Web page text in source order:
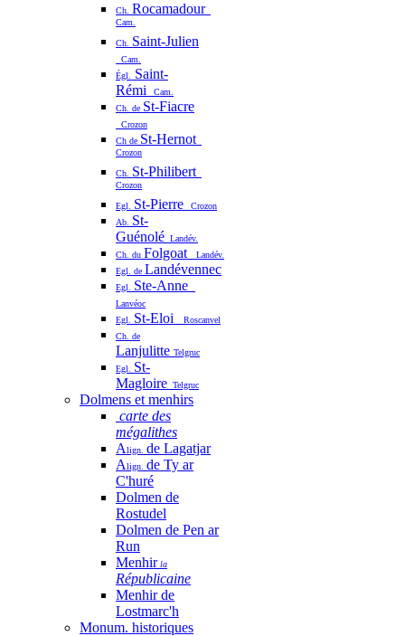
Ch. Rocamadour
Cam.
Ch. Saint-Julien
Cam.
Égl.
Saint-
Rémi
Cam.
Ch. de St-Fiacre
Crozon
Ch de St-Hernot
Crozon
Ch. St-Philibert
Crozon
Egl. St-Pierre
Crozon
Ab. St-
Guénolé Landév.
Ch. du Folgoat
Landév.
Egl. de Landévennec
Egl. Ste-Anne
Lanvéoc
Egl. St-Eloi
Roscanvel
Ch. de
Lanjulitte Telgruc
Egl. St-
Magloire Telgruc
Dolmens et menhirs
carte des
mégalithes
Align. de Lagatjar
Align. de Ty ar
C'huré
Dolmen de
Rostudel
Dolmen de Pen ar
Run
Menhirla
Républicaine
Menhir de
Lostmarc'h
Monum. historiques